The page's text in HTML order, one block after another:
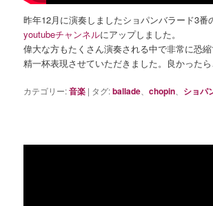
昨年12月に演奏しましたショパンバラード3番
youtubeチャンネルにアップしました。
偉大な方もたくさん演奏される中で非常に恐
精一杯表現させていただきました。良かったら
カテゴリー:音楽 | タグ:ballade 、chopin ショパ